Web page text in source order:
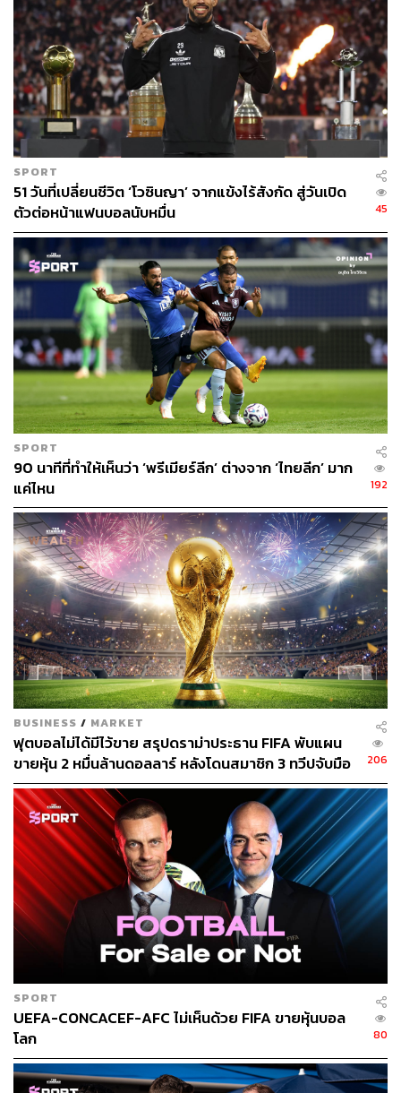
เบย์ บัคคาเนียร์ส (ที่มี ทอม เบรดี G.O.A.T. อยู่ในทีม!)
ต้องการจะขาย
ท่าทีของมัสก์ต่อด้วยเซอร์จิม แรตคลิฟฟ์ ทำให้แมนฯ ยูไนเต็ด
ยังดูน่าสนใจเหมือนเดิม ไม่นับเรื่องที่สโมสรยังมีซูเปอร์
สตาร์ที่โด่งดังที่สุดคนหนึ่งของโลกอย่าง คริสเตียโน โรนัลโด
อยู่ด้วย ก็ยิ่งทำให้ภาพของพวกเขาดูดีในสายตานักลงทุน
พร้อมปัจจัยหนุนอย่างผลงานที่เริ่มเข้าที่เข้าทางขึ้นหลังการ
มาของผู้จัดการทีมคนใหม่อย่าง เอริค เทน ฮาก
อีกเหตุผลสำหรับนักลงทุนที่ฟังดูดีและเข้าใจง่ายว่าทำไมการ
ลงทุนกับทีมกีฬาจึงคุ้มค่าที่จะเสี่ยงเสมอ คือการที่ทีมกีฬา
เหล่านี้ยังทำรายได้มหาศาลอย่างสม่ำเสมอ โดยเฉพาะกับ
สโมสรอย่างแมนฯ ยูไนเต็ด ที่ถือเป็นทีมระดับสุดยอดของโลก
เป็นโกลบอลแบรนด์ที่มีช่องทางในการหารายได้มากมาย
มหาศาล โดยเฉพาะจากสปอนเซอร์และค่าลิขสิทธิ์การ
ถ่ายทอดสด
เรื่องนี้ คริสโตเฟอร์ ซูค ประธานบริษัทการลงทุน CAZ ที่
ลงทุนด้านกีฬาโดยเฉพาะ ยังให้ความเห็นประกอบด้วยว่า ถึง
แฟนๆ จะออกอาการไม่พอใจอยู่บ้าง แต่ผู้ชมในโอลด์แทรฟฟ
อร์ดก็แทบไม่ได้ลดลงเลย “แน่นอนว่าถ้าจบด้วยการเป็นที่สุด
ท้ายของการแข่งขัน มันก็กระทบต่อยอดจำหน่ายตั๋วบ้าง
“แต่เหตุผลที่ทำให้เราสนใจในกีฬาและให้ความสำคัญเป็น
ลำดับแรกเพราะว่ามันทำเงินมากมายมหาศาล” ซูค ซึ่งลงทุน
กับ Fenway Sports Group บริษัทที่เป็นเจ้าของทีมเบสบอล
บอสตัน เรด ซอกซ์ รวมถึงลิเวอร์พูล คู่ปรับตลอดกาลของ
แมนฯ ยูไนเต็ดเผย
ในวงการกีฬา แมนฯ ยูไนเต็ดเป็นไม่กี่ทีมที่อยู่ในตลาดหุ้น แต่
ก็ยังพอมีทีมกีฬา (หรือสำหรับชาวอเมริกันที่เรียกว่าแฟรน
ไชส์) อื่นๆ เช่น นิวยอร์ก นิกส์ ทีมบาสเกตบอลเอ็นบีเอ
(NYSE) ซึ่งเป็นของบริษัท เมดิสัน สแควร์ การ์เดน สปอร์ตส,
แอตเแลนตา เบรฟส์ (BATRA) ทีมเบสบอลในเมเจอร์ลีก
เบสบอล อยู่ในตลาดหุ้น Nasdaq ซึ่งเป็นของบริษัท ลิเบอร์ตี
มีเดีย
ขณะที่ในวงการฟุตบอลยุโรปด้วยกันมีโบรุสเซีย ดอร์ทมุนด์
ทีมดังเยอรมนีที่อยู่ในตลาดหุ้นแฟรงก์เฟิร์ต และยูเวนตุส ทีม
ดังของอิตาลีที่อยู่ในตลาดหุ้นมิลาน
อ้างอิง
https://edition.cnn.com/2022/09/15/investing/manche
ster-united-soccer-stock-sports/index.html
ผ่านแอปพลิเคชันต่างๆ ที่คุณสะดวกหรือใช้งานอยู่แล้วได้เลย
SPORT
51 วันที่เปลี่ยนชีวิต ‘โวซินญา’ จากแข้งไร้สังกัด สู่วันเปิด
ตัวต่อหน้าแฟนบอลนับหมื่น
45
SPORT
90 นาทีที่ทำให้เห็นว่า ‘พรีเมียร์ลีก’ ต่างจาก ‘ไทยลีก’ มาก
แค่ไหน
192
BUSINESS / MARKET
ฟุตบอลไม่ได้มีไว้ขาย สรุปดราม่าประธาน FIFA พับแผน
ขายหุ้น 2 หมื่นล้านดอลลาร์ หลังโดนสมาชิก 3 ทวีปจับมือ
คว่ำบาตร
206
SPORT
UEFA-CONCACEF-AFC ไม่เห็นด้วย FIFA ขายหุ้นบอล
โลก
80